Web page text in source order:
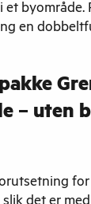
byområde.
en
– uten